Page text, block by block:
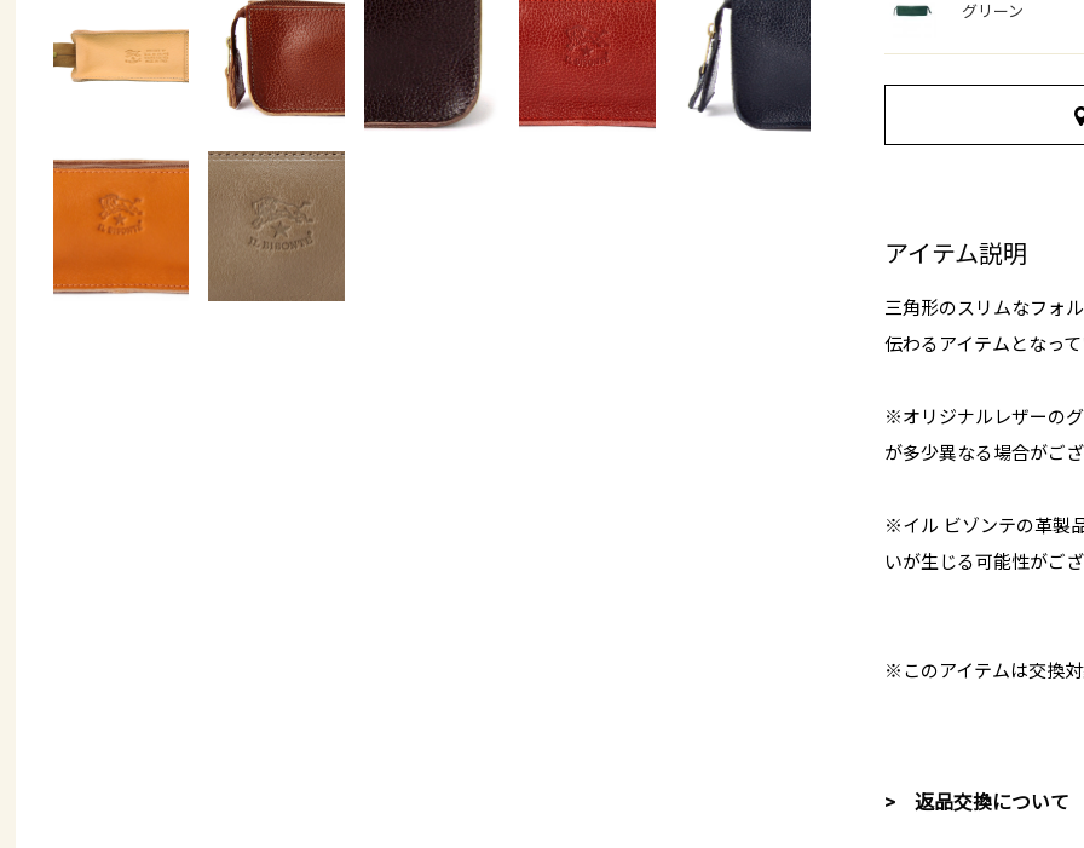
グリーン
アイテム説明
三角形のスリムなフォ
伝わるアイテムとなっ
※オリジナルレザーの
が多少異なる場合がご
※イル ビゾンテの革製
いが生じる可能性がご
※このアイテムは交換
> 返品交換について